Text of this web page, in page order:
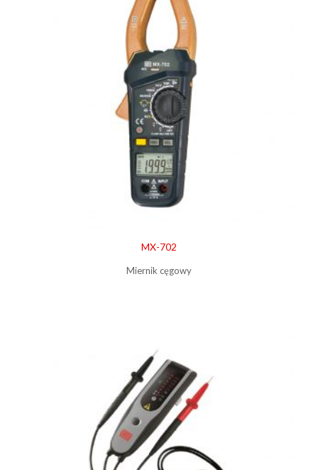
MX-702
Miernik cęgowy